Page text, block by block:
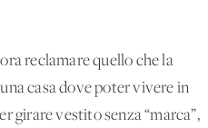
reclamare quello che la
casa dove poter vivere in
girare vestito senza “marca”,